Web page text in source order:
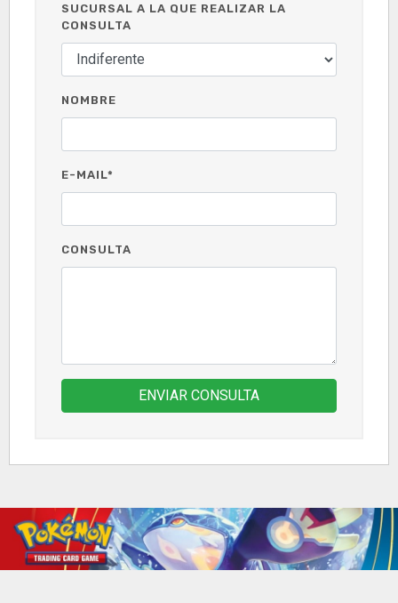
SUCURSAL A LA QUE REALIZAR LA
CONSULTA
NOMBRE
E-MAIL*
CONSULTA
ENVIAR CONSULTA